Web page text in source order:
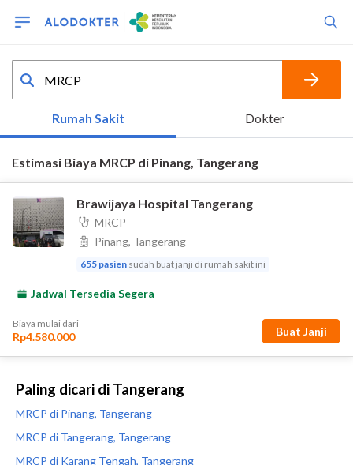
Paling dicari di Tangerang
MRCP di Pinang, Tangerang
MRCP di Tangerang, Tangerang
MRCP di Karang Tengah, Tangerang